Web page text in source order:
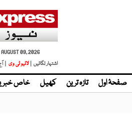
AUGUST 09, 2026
اشتہار لگائیں | لائیو ٹی وی |
صفحۂ اول تازہ ترین کھیل خاص